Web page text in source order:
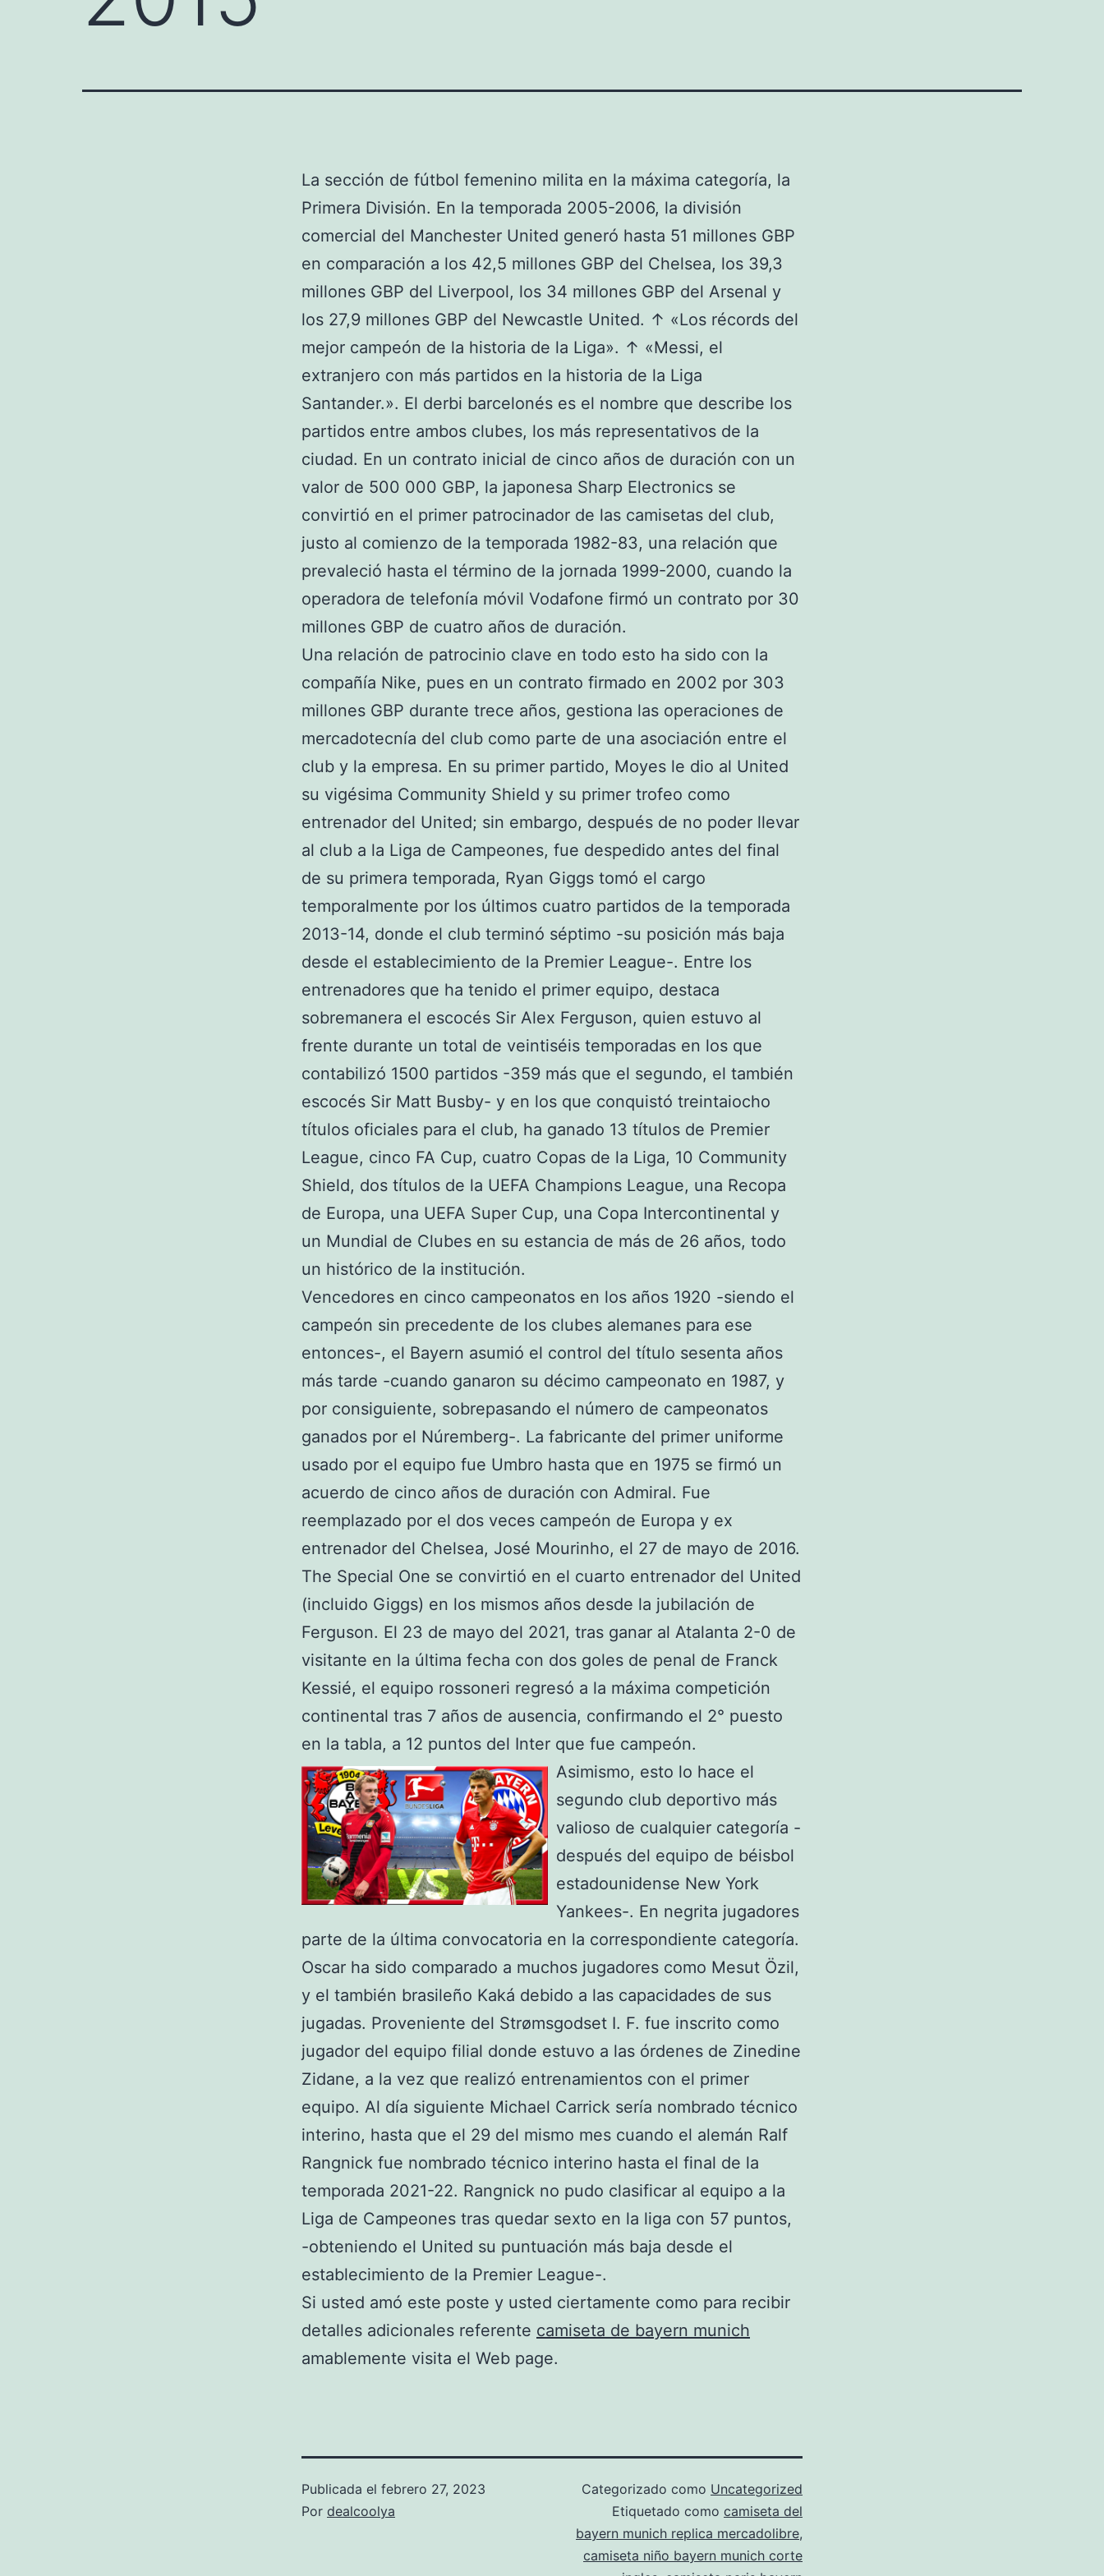
La sección de fútbol femenino milita en la máxima categoría, la
Primera División. En la temporada 2005-2006, la división
comercial del Manchester United generó hasta 51 millones GBP
en comparación a los 42,5 millones GBP del Chelsea, los 39,3
millones GBP del Liverpool, los 34 millones GBP del Arsenal y
los 27,9 millones GBP del Newcastle United. ↑ «Los récords del
mejor campeón de la historia de la Liga». ↑ «Messi, el
extranjero con más partidos en la historia de la Liga
Santander.». El derbi barcelonés es el nombre que describe los
partidos entre ambos clubes, los más representativos de la
ciudad. En un contrato inicial de cinco años de duración con un
valor de 500 000 GBP, la japonesa Sharp Electronics se
convirtió en el primer patrocinador de las camisetas del club,
justo al comienzo de la temporada 1982-83, una relación que
prevaleció hasta el término de la jornada 1999-2000, cuando la
operadora de telefonía móvil Vodafone firmó un contrato por 30
millones GBP de cuatro años de duración.
Una relación de patrocinio clave en todo esto ha sido con la
compañía Nike, pues en un contrato firmado en 2002 por 303
millones GBP durante trece años, gestiona las operaciones de
mercadotecnía del club como parte de una asociación entre el
club y la empresa. En su primer partido, Moyes le dio al United
su vigésima Community Shield y su primer trofeo como
entrenador del United; sin embargo, después de no poder llevar
al club a la Liga de Campeones, fue despedido antes del final
de su primera temporada, Ryan Giggs tomó el cargo
temporalmente por los últimos cuatro partidos de la temporada
2013-14, donde el club terminó séptimo -su posición más baja
desde el establecimiento de la Premier League-. Entre los
entrenadores que ha tenido el primer equipo, destaca
sobremanera el escocés Sir Alex Ferguson, quien estuvo al
frente durante un total de veintiséis temporadas en los que
contabilizó 1500 partidos -359 más que el segundo, el también
escocés Sir Matt Busby- y en los que conquistó treintaiocho
títulos oficiales para el club, ha ganado 13 títulos de Premier
League, cinco FA Cup, cuatro Copas de la Liga, 10 Community
Shield, dos títulos de la UEFA Champions League, una Recopa
de Europa, una UEFA Super Cup, una Copa Intercontinental y
un Mundial de Clubes en su estancia de más de 26 años, todo
un histórico de la institución.
Vencedores en cinco campeonatos en los años 1920 -siendo el
campeón sin precedente de los clubes alemanes para ese
entonces-, el Bayern asumió el control del título sesenta años
más tarde -cuando ganaron su décimo campeonato en 1987, y
por consiguiente, sobrepasando el número de campeonatos
ganados por el Núremberg-. La fabricante del primer uniforme
usado por el equipo fue Umbro hasta que en 1975 se firmó un
acuerdo de cinco años de duración con Admiral. Fue
reemplazado por el dos veces campeón de Europa y ex
entrenador del Chelsea, José Mourinho, el 27 de mayo de 2016.
The Special One se convirtió en el cuarto entrenador del United
(incluido Giggs) en los mismos años desde la jubilación de
Ferguson. El 23 de mayo del 2021, tras ganar al Atalanta 2-0 de
visitante en la última fecha con dos goles de penal de Franck
Kessié, el equipo rossoneri regresó a la máxima competición
continental tras 7 años de ausencia, confirmando el 2° puesto
en la tabla, a 12 puntos del Inter que fue campeón.
Asimismo, esto lo hace el
segundo club deportivo más
valioso de cualquier categoría -
después del equipo de béisbol
estadounidense New York
Yankees-. En negrita jugadores
parte de la última convocatoria en la correspondiente categoría.
Oscar ha sido comparado a muchos jugadores como Mesut Özil,
y el también brasileño Kaká debido a las capacidades de sus
jugadas. Proveniente del Strømsgodset I. F. fue inscrito como
jugador del equipo filial donde estuvo a las órdenes de Zinedine
Zidane, a la vez que realizó entrenamientos con el primer
equipo. Al día siguiente Michael Carrick sería nombrado técnico
interino, hasta que el 29 del mismo mes cuando el alemán Ralf
Rangnick fue nombrado técnico interino hasta el final de la
temporada 2021-22. Rangnick no pudo clasificar al equipo a la
Liga de Campeones tras quedar sexto en la liga con 57 puntos,
-obteniendo el United su puntuación más baja desde el
establecimiento de la Premier League-.
Si usted amó este poste y usted ciertamente como para recibir
detalles adicionales referente camiseta de bayern munich
amablemente visita el Web page.
Publicada el febrero 27, 2023
Por dealcoolya
Categorizado como Uncategorized
Etiquetado como camiseta del
bayern munich replica mercadolibre,
camiseta niño bayern munich corte